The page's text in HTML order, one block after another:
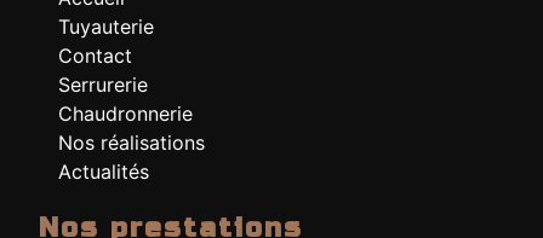
Tuyauterie
Contact
Serrurerie
Chaudronnerie
Nos réalisations
Actualités
Nos prestations